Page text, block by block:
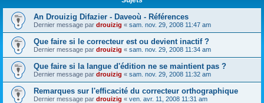
r
An Drouizig Difazier - Daveoù - Références
Dernier message par drouizig « sam. nov. 29, 2008 11:47 am
Que faire si le correcteur est ou devient inactif ?
Dernier message par drouizig « sam. nov. 29, 2008 11:34 am
Que faire si la langue d'édition ne se maintient pas ?
Dernier message par drouizig « sam. nov. 29, 2008 11:32 am
Remarques sur l'efficacité du correcteur orthographique
Dernier message par drouizig « ven. avr. 11, 2008 11:31 am